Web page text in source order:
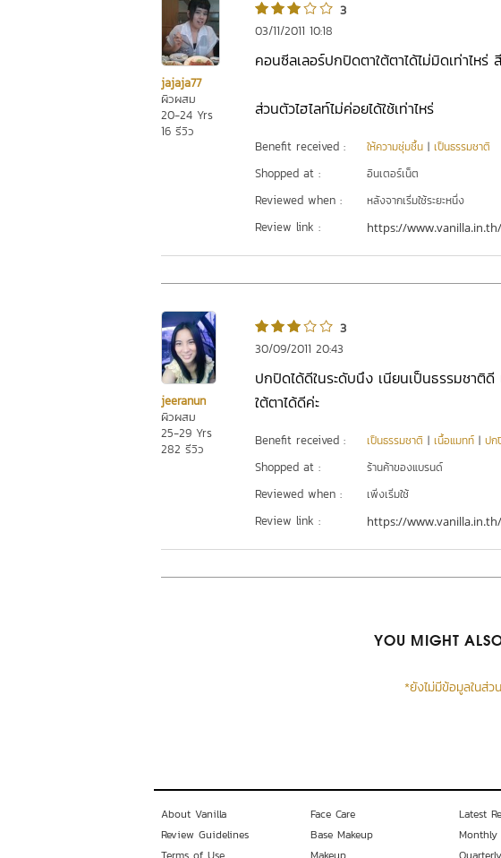
jajaja77
ผิวผสม
20-24 Yrs
16 รีวิว
3
03/11/2011 10:18
คอนซีลเลอร์ปกปิดตาใต้ตาได้ไม่มิดเท่าไห
ส่วนตัวไฮไลท์ไม่ค่อยได้ใช้เท่าไหร่
Benefit received : ให้ความชุ่มชื้น | เป็นธรรมชาติ
Shopped at : อินเตอร์เน็ต
Reviewed when : หลังจากเริ่มใช้ระยะหนึ่ง
Review link : https://
jeeranun
ผิวผสม
25-29 Yrs
282 รีวิว
3
30/09/2011 20:43
ปกปิดได้ดีในระดับนึง เนียนเป็นธรรมชาติ
ใต้ตาได้ดีค่ะ
Benefit received : เป็นธรรมชาติ | เนื้อแมทท์ | ปก
Shopped at : ร้านค้าของแบรนด์
Reviewed when : เพิ่งเริ่มใช้
Review link : https://
YOU MIGHT
*ยังไม่มีข้อมูลในส่ว
About Vanilla
Review Guidelines
Face Care
Base Makeup
Latest
Monthly